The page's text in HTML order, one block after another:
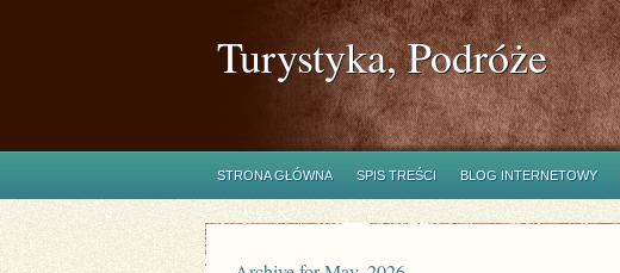
Turystyka, Podróże
STRONA GŁÓWNA SPIS TREŚCI BLOG INTERNETOWY